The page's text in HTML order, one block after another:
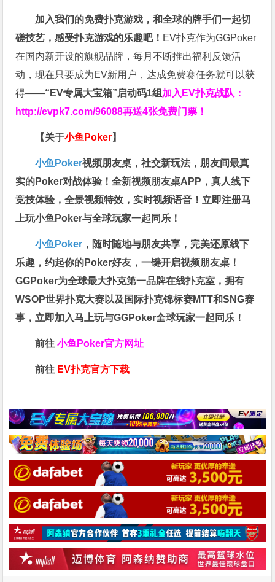
加入我们的免费扑克游戏，和全球的牌手们一起切
磋技艺，感受扑克游戏的乐趣吧！ EV扑克作为GGPoker
在国内新开设的旗舰品牌，每月不断推出福利反馈活
动，现在只要成为EV新用户，达成免费赛任务就可以获
得——“EV专属大宝箱”启动码1组 加入EV扑克战队：
http://evpk7.com/96088再送4张免费门票！
【关于小鱼Poker】
小鱼Poker视频朋友桌，社交新玩法，朋友间最真
实的Poker对战体验！全新视频朋友桌APP，真人线下
竞技体验，全景视频特效，实时视频语音！立即注册马
上玩小鱼Poker与全球玩家一起同乐！
小鱼Poker ，随时随地与朋友共享，完美还原线下
乐趣，约起你的Poker好友，一键开启视频朋友桌！
GGPoker为全球最大扑克第一品牌在线扑克室，拥有
WSOP世界扑克大赛以及国际扑克锦标赛MTT和SNG赛
事，立即加入马上玩与GGPoker全球玩家一起同乐！
前往小鱼Poker官方网址
前往 EV扑克官方下载